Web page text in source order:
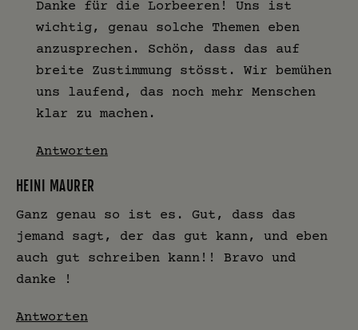
Danke für die Lorbeeren! Uns ist
wichtig, genau solche Themen eben
anzusprechen. Schön, dass das auf
breite Zustimmung stösst. Wir bemühen
uns laufend, das noch mehr Menschen
klar zu machen.
Antworten
HEINI MAURER
Ganz genau so ist es. Gut, dass das
jemand sagt, der das gut kann, und eben
auch gut schreiben kann!! Bravo und
danke !
Antworten